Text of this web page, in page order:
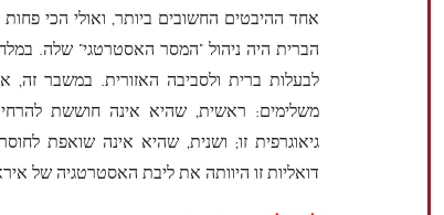
אחד ההיבטים החשובים ביותר, ואולי הכי
הברית היה ניהול "המסר האסטרטגי" שלה.
לבעלות ברית ולסביבה האזורית. במשבר
משלימים: ראשית, שהיא אינה חוששת
גיאוגרפית זו; ושנית, שהיא אינה שואפת
דואליות זו היוותה את ליבת האסטרטגיה של